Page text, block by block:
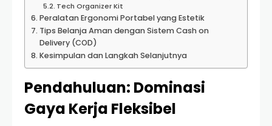
Tech Organizer Kit
Peralatan Ergonomi Portabel yang Estetik
Tips Belanja Aman dengan Sistem Cash on
Delivery (COD)
Kesimpulan dan Langkah Selanjutnya
Pendahuluan: Dominasi
Gaya Kerja Fleksibel